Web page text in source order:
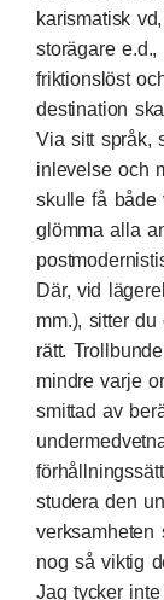
karismatisk
storägare
friktionslöst
destination
Via sitt språk,
inlevelse och
skulle få både
glömma alla
Där, vid
mm.), sitter
rätt.
mindre varje
smittad av
studera den
verksamheten
nog så viktig
Jag tycker